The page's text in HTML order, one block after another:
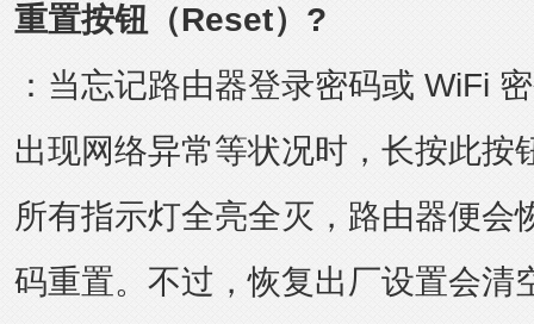
重置按钮（Reset）?
：当忘记路由器登录密码或 WiFi
出现网络异常等状况时，长按此按
所有指示灯全亮全灭，路由器便会
码重置。不过，恢复出厂设置会清